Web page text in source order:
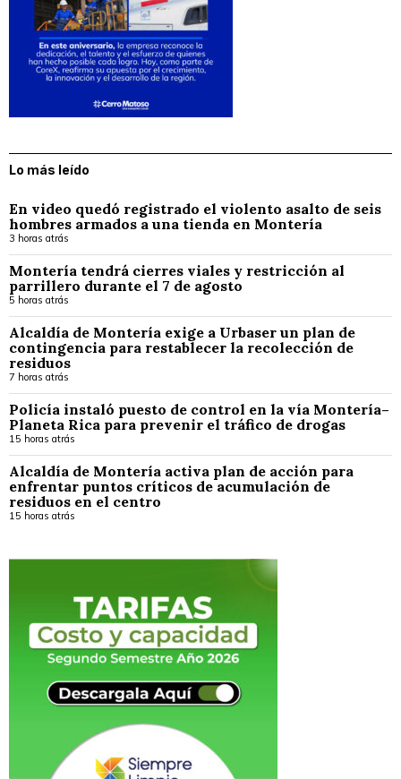
Lo más leído
En video quedó registrado el violento asalto de seis
hombres armados a una tienda en Montería
3 horas atrás
Montería tendrá cierres viales y restricción al
parrillero durante el 7 de agosto
5 horas atrás
Alcaldía de Montería exige a Urbaser un plan de
contingencia para restablecer la recolección de
residuos
7 horas atrás
Policía instaló puesto de control en la vía Montería–
Planeta Rica para prevenir el tráfico de drogas
15 horas atrás
Alcaldía de Montería activa plan de acción para
enfrentar puntos críticos de acumulación de
residuos en el centro
15 horas atrás